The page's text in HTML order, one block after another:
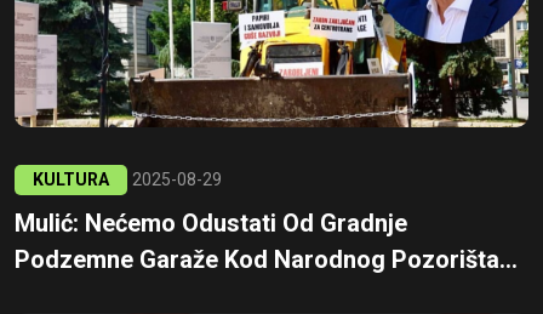
KULTURA 2025-08-29
Mulić: Nećemo Odustati Od Gradnje
Podzemne Garaže Kod Narodnog Pozorišta...